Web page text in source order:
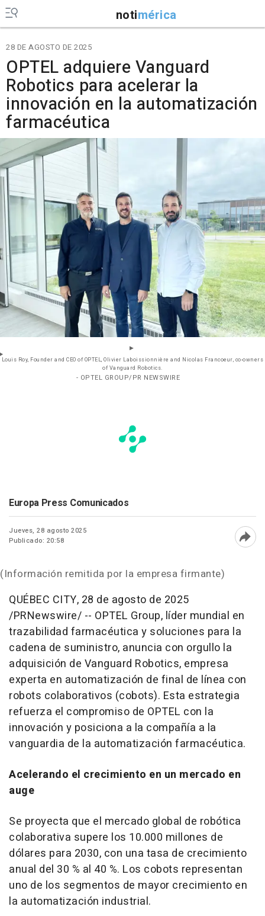
notimérica
28 DE AGOSTO DE 2025
OPTEL adquiere Vanguard
Robotics para acelerar la
innovación en la automatización
farmacéutica
Louis Roy, Founder and CEO of OPTEL, Olivier Laboissionnière and Nicolas Francoeur, co-owners
of Vanguard Robotics.
- OPTEL GROUP/PR NEWSWIRE
Europa Press Comunicados
Jueves, 28 agosto 2025
Publicado: 20:58
(Información remitida por la empresa firmante)
QUÉBEC CITY, 28 de agosto de 2025
/PRNewswire/ -- OPTEL Group, líder mundial en
trazabilidad farmacéutica y soluciones para la
cadena de suministro, anuncia con orgullo la
adquisición de Vanguard Robotics, empresa
experta en automatización de final de línea con
robots colaborativos (cobots). Esta estrategia
refuerza el compromiso de OPTEL con la
innovación y posiciona a la compañía a la
vanguardia de la automatización farmacéutica.
Acelerando el crecimiento en un mercado en
auge
Se proyecta que el mercado global de robótica
colaborativa supere los 10.000 millones de
dólares para 2030, con una tasa de crecimiento
anual del 30 % al 40 %. Los cobots representan
uno de los segmentos de mayor crecimiento en
la automatización industrial.